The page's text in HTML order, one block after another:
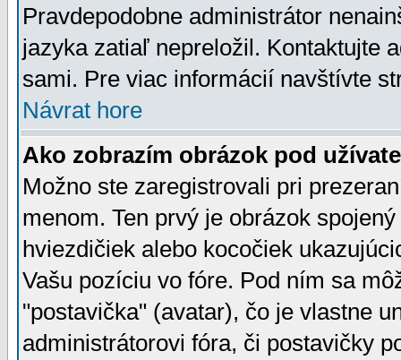
Pravdepodobne administrátor
jazyka zatiaľ nepreložil. Kontaktujte
sami. Pre viac informácií navštívte
Návrat hore
Ako zobrazím obrázok pod
Možno ste zaregistrovali pri
menom. Ten prvý je obrázok
hviezdičiek alebo kocočiek
Vašu pozíciu vo fóre. Pod ním sa
"postavička" (avatar), čo je vlastne
administrátorovi fóra, či postavičky